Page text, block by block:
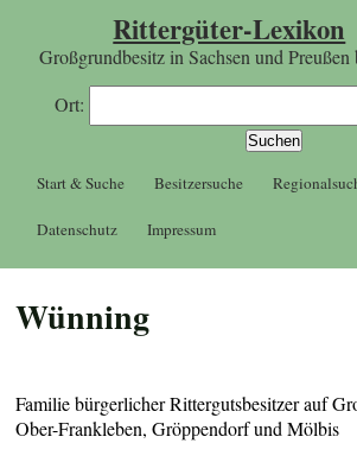
Rittergüter-Lexikon
Großgrundbesitz in Sachsen und Preußen
Ort:
Start & Suche Besitzersuche
Datenschutz Impressum
Wünning
Familie bürgerlicher Rittergutsbesitzer auf
Ober-Frankleben, Gröppendorf und Mölbis